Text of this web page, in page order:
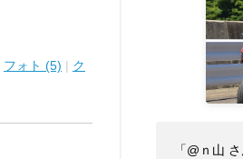
フォト (5) | ク
「@ｎ山